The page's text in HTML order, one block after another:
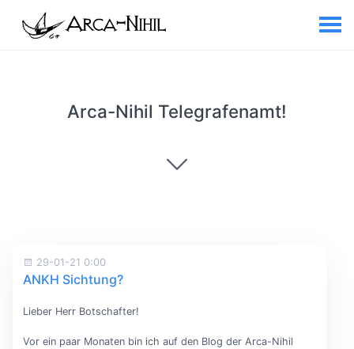
Arca-Nihil Telegrafenamt!
29-01-21 0:00
ANKH Sichtung?
Lieber Herr Botschafter!
Vor ein paar Monaten bin ich auf den Blog der Arca-Nihil